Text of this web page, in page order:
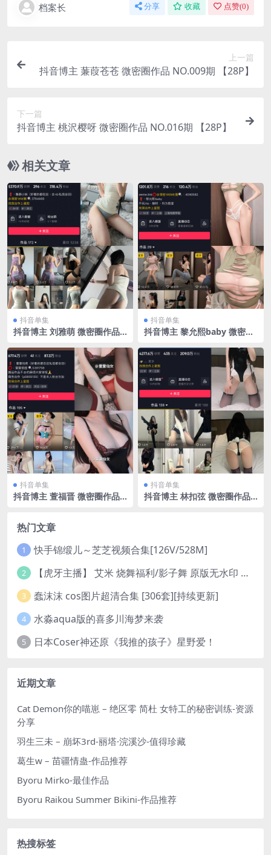
档案长 分享 收藏 点赞(0)
上一篇
抖音博主 蒹葭苍苍 微密圈作品 NO.009期 【28P】
下一篇
抖音博主 桃沢樱呀 微密圈作品 NO.016期 【28P】
相关文章
抖音单集
抖音博主 刘雅萌 微密圈作品
024.9.17
抖音单集
抖音博主 黎允熙baby 微密圈
至：2024.5.15
抖音单集
抖音博主 萱福晋 微密圈作品
抖音单集
抖音博主 林扣弦 微密圈作品
热门文章
1 快手锦缎儿～芝芝视频合集[126V/528M]
2 【虎牙主播】 艾米 烧舞福利/影子舞 原版无水印 （1v/130m）
3 蠢沫沫 cos图片超清合集 [306套][持续更新]
4 水淼aqua版的喜多川海梦来袭
5 日本Coser神还原《我推的孩子》星野爱！
近期文章
Cat Demon你的喵崽 – 绝区零 简杜 女特工的秘密训练-资源
分享
羽生三未 – 崩坏3rd-丽塔·浣溪沙-值得珍藏
葛生w – 苗疆情蛊-作品推荐
Byoru Mirko-最佳作品
Byoru Raikou Summer Bikini-作品推荐
热搜标签